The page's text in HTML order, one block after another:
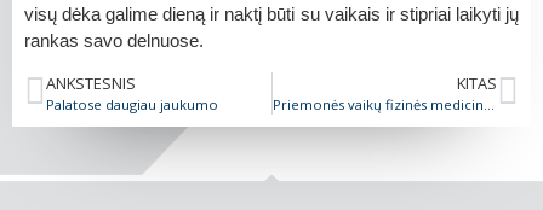
visų dėka galime dieną ir naktį būti su vaikais ir stipriai laikyti jų
rankas savo delnuose.
ANKSTESNIS
Palatose daugiau jaukumo
KITAS